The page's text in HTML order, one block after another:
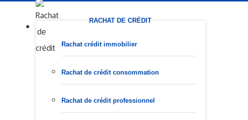
RACHAT DE CRÉDIT
Rachat crédit immobilier
Rachat de crédit consommation
Rachat de crédit professionnel